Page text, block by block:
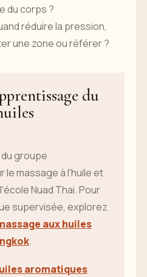
du corps ?
réduire la pression,
une zone ou référer ?
du
groupe
le massage à l'huile et
Nuad Thai. Pour
supervisée, explorez
aux huiles
.
aromatiques